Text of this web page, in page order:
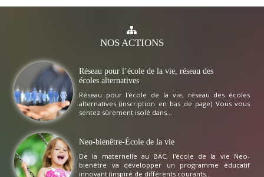
NOSACTIONS
Réseau pour l’école de la vie, réseau des
écoles alternatives
Réseau pour l'école de la vie, réseau des écoles
alternatives (inscription en bas de page) Vous vous
sentez sûrement isolé dans...
Neo-bienêtre-École de la vie
De la maternelle au BAC, l'école de la vie Neo-
bienêtre va développer un programme éducatif
innovant (inspiré de différents courants...